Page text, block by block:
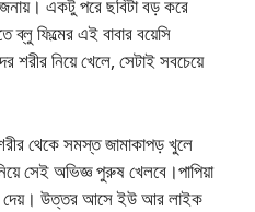
একটু পরে ছবিটা বড় করে
ব্লু ফিল্মের এই বাবার বয়েসি
শরীর নিয়ে খেলে, সেটাই সবচেয়ে
থেকে সমস্ত জামাকাপড় খুলে
সেই অভিজ্ঞ পুরুষ খেলবে।পাপিয়া
দেয়। উত্তর আসে ইউ আর লাইক